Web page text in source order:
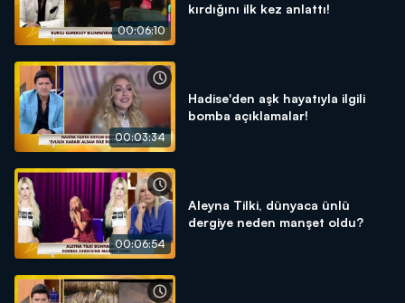
00:06:10
kırdığını ilk kez anlattı!
00:03:34
Hadise'den aşk hayatıyla ilgili
bomba açıklamalar!
00:06:54
Aleyna Tilki, dünyaca ünlü
dergiye neden manşet oldu?